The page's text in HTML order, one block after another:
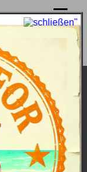
Design:
der
satte 183
der
hinten.